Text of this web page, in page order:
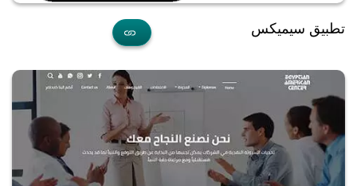
تطبيق سيميكس